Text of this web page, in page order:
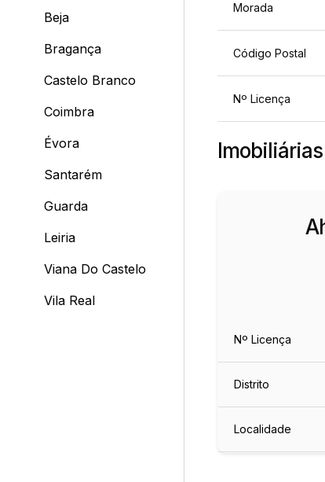
Beja
Bragança
Castelo Branco
Coimbra
Évora
Santarém
Guarda
Leiria
Viana Do Castelo
Vila Real
Morada
Código Postal
Nº Licença
Nº Licença
Distrito
Localidade